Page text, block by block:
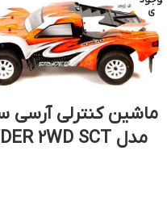
ی
ماشین کنترلی آرسی
مدل SPYDER 2WD SCT